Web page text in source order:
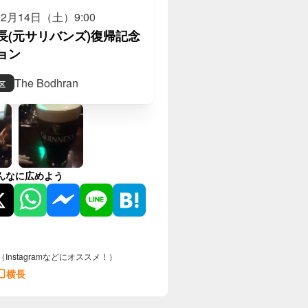
月14日（土） 9:00
(元サリバンズ)復帰記念
ン
The Bodhran
なに広めよう
Instagramなどにオススメ！）
横長